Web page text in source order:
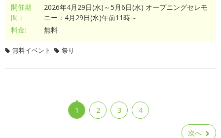
開催期
間：
2026年4月29日(水)～5月6日(水) オープニングセレモ
ニー：4月29日(水)午前11時～
料金:
無料
無料イベント 祭り
1 2 3 4
次へ